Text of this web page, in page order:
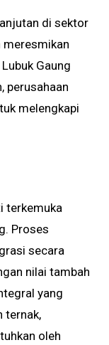
di sektor
meresmikan
Gaung
perusahaan
melengkapi
terkemuka
Proses
secara
nilai tambah
yang
ternak,
oleh